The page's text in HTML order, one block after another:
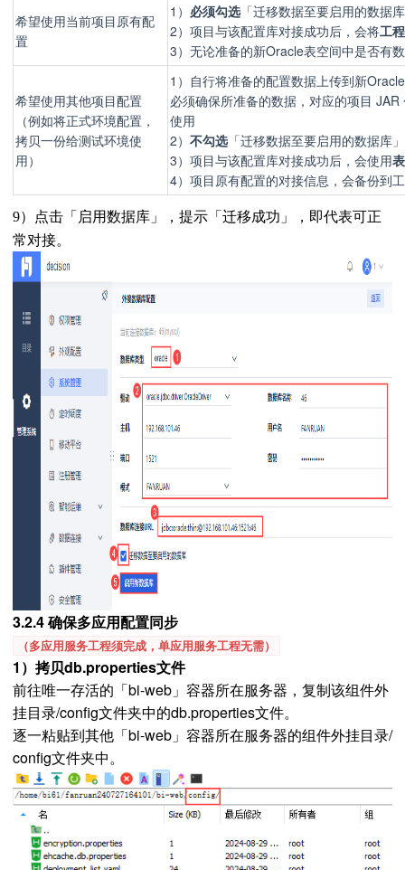
希望使用当前项目原有配
置
1） 必须勾选「迁移数据至要启用的数据
2）项目与该配置库对接成功后，会将工
3）无论准备的新Oracle表空间中是否有
希望使用其他项目配置
（例如将正式环境配置，
拷贝一份给测试环境使
用）
1）自行将准备的配置数据上传到新
必须确保所准备的数据，对应的项目
使用
2） 不勾选「迁移数据至要启用的数据库」
3）项目与该配置库对接成功后，会使用
4）项目原有配置的对接信息，会备份到
9）点击「启用数据库」，提示「 迁移成功 」，即代表可正
常对接。
3.2.4 确保多应用配置同步
（多应用服务工程须完成，单应用服务工程无需）
1）拷贝db.properties文件
前往唯一存活的「bi-web」容器所在服务器，复制该组件外
挂目录/config文件夹中的db.properties文件。
逐一粘贴到其他「bi-web」容器所在服务器的组件外挂目录/
config文件夹中。